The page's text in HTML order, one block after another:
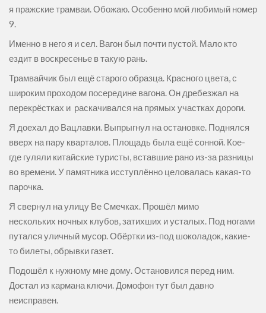
я пражские трамваи. Обожаю. Особенно мой любимый номер
9.
Именно в него я и сел. Вагон был почти пустой. Мало кто
ездит в воскресенье в такую рань.
Трамвайчик был ещё старого образца. Красного цвета, с
широким проходом посередине вагона. Он дребезжал на
перекрёстках и раскачивался на прямых участках дороги.
Я доехал до Вацлавки. Выпрыгнул на остановке. Поднялся
вверх на пару кварталов. Площадь была ещё сонной. Кое-
где гуляли китайские туристы, вставшие рано из-за разницы
во времени. У памятника исступлённо целовалась какая-то
парочка.
Я свернул на улицу Ве Смечках. Прошёл мимо
нескольких ночных клубов, затихших и усталых. Под ногами
путался уличный мусор. Обёртки из-под шоколадок, какие-
то билеты, обрывки газет.
Подошёл к нужному мне дому. Остановился перед ним.
Достал из кармана ключи. Домофон тут был давно
неисправен.